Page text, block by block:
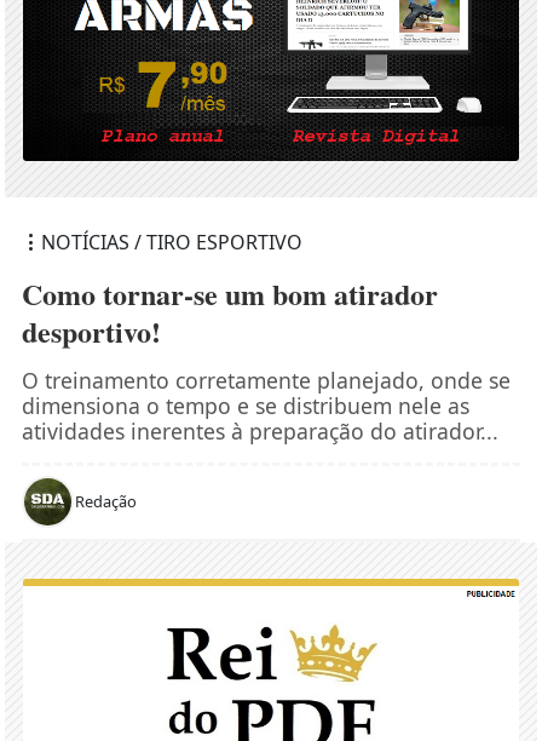
NOTÍCIAS / TIRO ESPORTIVO
Como tornar-se um bom atirador
desportivo!
O treinamento corretamente planejado, onde se
dimensiona o tempo e se distribuem nele as
atividades inerentes à preparação do atirador...
Redação